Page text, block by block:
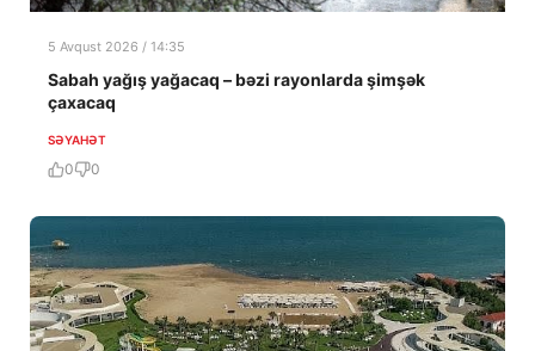
5 Avqust 2026 / 14:35
Sabah yağış yağacaq – bəzi rayonlarda şimşək
çaxacaq
SƏYAHƏT
0 0